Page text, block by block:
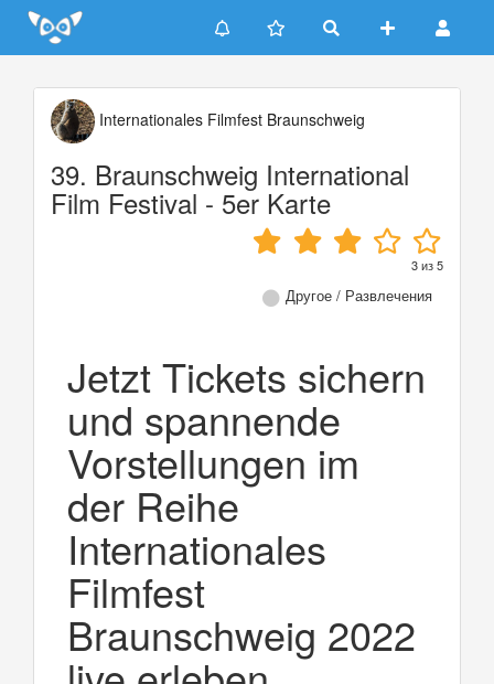
Update cookies preferences
Internationales Filmfest Braunschweig
39. Braunschweig International
Film Festival - 5er Karte
3из5
Другое / Развлечения
Jetzt Tickets sichern
und spannende
Vorstellungen im
der Reihe
Internationales
Filmfest
Braunschweig 2022